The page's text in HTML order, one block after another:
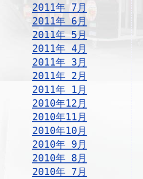
2011年 7月
2011年 6月
2011年 5月
2011年 4月
2011年 3月
2011年 2月
2011年 1月
2010年12月
2010年11月
2010年10月
2010年 9月
2010年 8月
2010年 7月